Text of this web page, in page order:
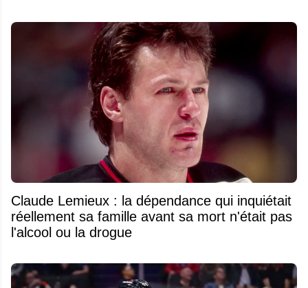
Claude Lemieux : la dépendance qui inquiétait
réellement sa famille avant sa mort n'était pas
l'alcool ou la drogue